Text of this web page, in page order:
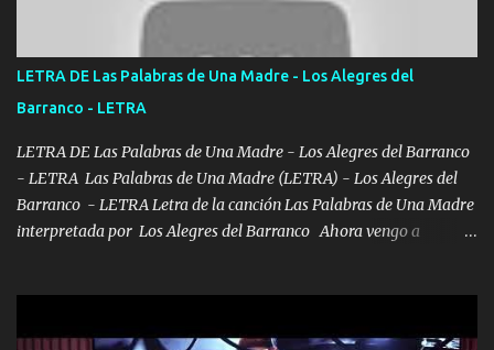
ahí está el Hombre Cuarenta y también Pariente 7 arreglan
cualquier problema no más es cuestión que ordené NOS HACE
FALTA UN HERMANO DE CLAVE ERA EL 24 SIEMPRE FUE UN
HOMBRE VALIENTE POR ALGO M'URIÓ PELEAND0 SIEMPRE
VIO POR LA FAMILIA PARA QUE SIGA EL LEGADO Es el DOS de
los HERMANOS un cerebro inteligente y com...
LETRA DE Las Palabras de Una Madre - Los Alegres del
Barranco - LETRA
LETRA DE Las Palabras de Una Madre - Los Alegres del Barranco
- LETRA Las Palabras de Una Madre (LETRA) - Los Alegres del
Barranco - LETRA Letra de la canción Las Palabras de Una Madre
interpretada por Los Alegres del Barranco Ahora vengo a
quiso, él tiempo sigue pasando y nunca te olvidaremos, aquí